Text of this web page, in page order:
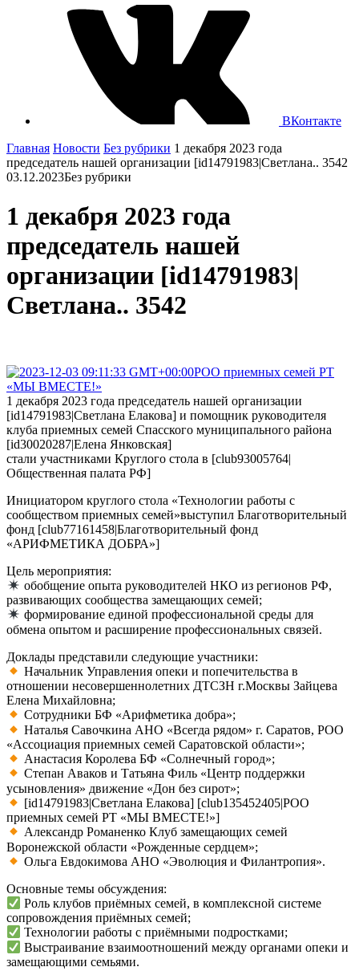
ВКонтакте
Главная Новости Без рубрики 1 декабря 2023 года
председатель нашей организации [id14791983|Светлана.. 3542
03.12.2023Без рубрики
1 декабря 2023 года
председатель нашей
организации [id14791983|
Светлана.. 3542
РОО приемных семей РТ
«МЫ ВМЕСТЕ!»
1 декабря 2023 года председатель нашей организации
[id14791983|Светлана Елакова] и помощник руководителя
клуба приемных семей Спасского муниципального района
[id30020287|Елена Янковская]
стали участниками Круглого стола в [club93005764|
Общественная палата РФ]
Инициатором круглого стола «Технологии работы с
сообществом приемных семей»выступил Благотворительный
фонд [club77161458|Благотворительный фонд
«АРИФМЕТИКА ДОБРА»]
Цель мероприятия:
обобщение опыта руководителей НКО из регионов РФ,
развивающих сообщества замещающих семей;
формирование единой профессиональной среды для
обмена опытом и расширение профессиональных связей.
Доклады представили следующие участники:
Начальник Управления опеки и попечительства в
отношении несовершеннолетних ДТСЗН г.Москвы Зайцева
Елена Михайловна;
Сотрудники БФ «Арифметика добра»;
Наталья Савочкина АНО «Всегда рядом» г. Саратов, РОО
«Ассоциация приемных семей Саратовской области»;
Анастасия Королева БФ «Солнечный город»;
Степан Аваков и Татьяна Филь «Центр поддержки
усыновления» движение «Дон без сирот»;
[id14791983|Светлана Елакова] [club135452405|РОО
приемных семей РТ «МЫ ВМЕСТЕ!»]
Александр Романенко Клуб замещающих семей
Воронежской области «Рожденные сердцем»;
Ольга Евдокимова АНО «Эволюция и Филантропия».
Основные темы обсуждения:
Роль клубов приёмных семей, в комплексной системе
сопровождения приёмных семей;
Технологии работы с приёмными подростками;
Выстраивание взаимоотношений между органами опеки и
замещающими семьями.